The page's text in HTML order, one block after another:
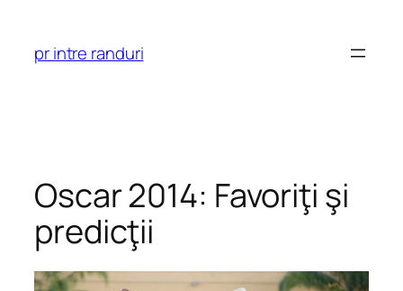
content
pr intre randuri
Oscar 2014: Favoriţi şi
predicţii